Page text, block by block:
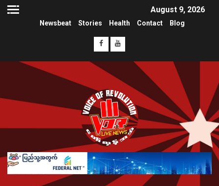
August 9, 2026
Newsbeat Stories Health Contact Blog